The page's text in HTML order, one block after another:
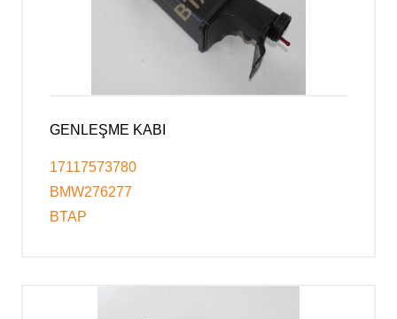
GENLEŞME KABI
17117573780
BMW276277
BTAP